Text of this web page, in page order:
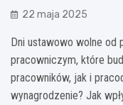
22 maja 2025
Dni ustawowo wolne od
pracowniczym, które
pracowników, jak i
wynagrodzenie? Jak